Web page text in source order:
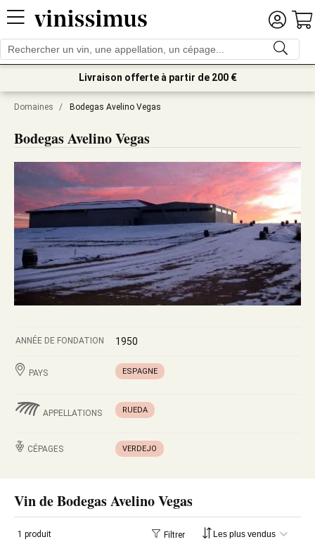
Livraison offerte à partir de 200 €
Domaines / Bodegas Avelino Vegas
Bodegas Avelino Vegas
ANNÉE DE FONDATION 1950
PAYS ESPAGNE
APPELLATIONS RUEDA
CÉPAGES VERDEJO
Vin de Bodegas Avelino Vegas
1 produit Filtrer